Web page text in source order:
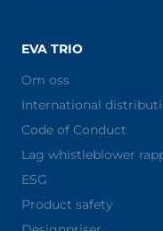
EVA TRIO
Om oss
International
Code of Conduct
Lag whistleblower
ESG
Product safety